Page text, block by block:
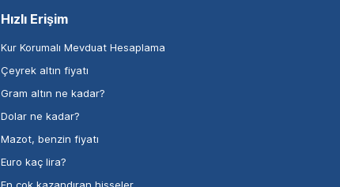
Hızlı Erişim
Kur Korumalı Mevduat Hesaplama
Çeyrek altın fiyatı
Gram altın ne kadar?
Dolar ne kadar?
Mazot, benzin fiyatı
Euro kaç lira?